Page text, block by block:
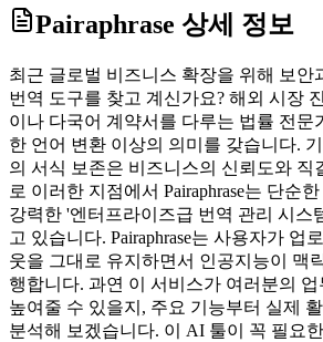
Pairaphrase 상세 정보
최근 글로벌 비즈니스 확장을 위해 보안
번역 도구를 찾고 계신가요? 해외 시장
이나 다국어 계약서를 다루는 법률 전문
한 언어 변환 이상의 의미를 갖습니다.
의 서식 보존은 비즈니스의 신뢰도와 직
로 이러한 지점에서 Pairaphrase는 단순
강력한 '엔터프라이즈급 번역 관리 시스
고 있습니다. Pairaphrase는 사용자가 업
웃을 그대로 유지하면서 인공지능이 맥
행합니다. 과연 이 서비스가 여러분의
높여줄 수 있을지, 주요 기능부터 실제
분석해 보겠습니다. 이 AI 툴이 꼭 필요한